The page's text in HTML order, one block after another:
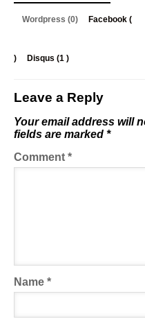
Wordpress (0) Facebook (
) Disqus (1 )
Leave a Reply
Your email address will
fields are marked *
Comment *
Name *